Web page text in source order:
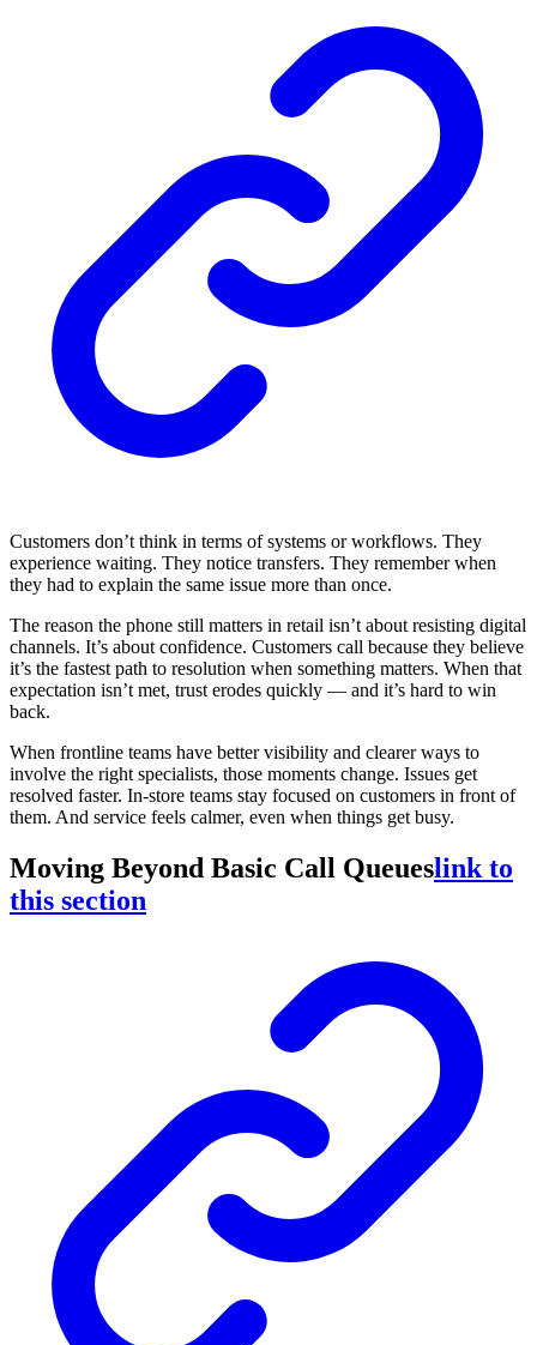
Customers don’t think in terms of systems or workflows. They
experience waiting. They notice transfers. They remember when
they had to explain the same issue more than once.
The reason the phone still matters in retail isn’t about resisting digital
channels. It’s about confidence. Customers call because they believe
it’s the fastest path to resolution when something matters. When that
expectation isn’t met, trust erodes quickly — and it’s hard to win
back.
When frontline teams have better visibility and clearer ways to
involve the right specialists, those moments change. Issues get
resolved faster. In-store teams stay focused on customers in front of
them. And service feels calmer, even when things get busy.
Moving Beyond Basic Call Queueslink to
this section